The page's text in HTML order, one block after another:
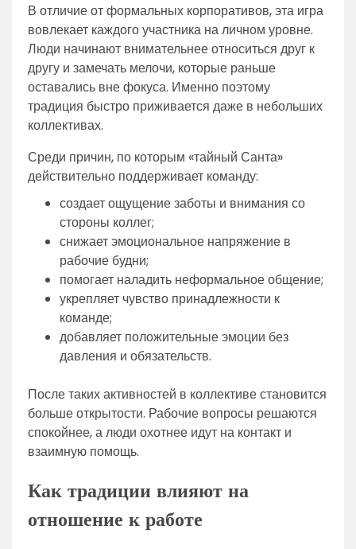
В отличие от формальных корпоративов, эта игра
вовлекает каждого участника на личном уровне.
Люди начинают внимательнее относиться друг к
другу и замечать мелочи, которые раньше
оставались вне фокуса. Именно поэтому
традиция быстро приживается даже в небольших
коллективах.
Среди причин, по которым «тайный Санта»
действительно поддерживает команду:
создает ощущение заботы и внимания со
стороны коллег;
снижает эмоциональное напряжение в
рабочие будни;
помогает наладить неформальное общение;
укрепляет чувство принадлежности к
команде;
добавляет положительные эмоции без
давления и обязательств.
После таких активностей в коллективе становится
больше открытости. Рабочие вопросы решаются
спокойнее, а люди охотнее идут на контакт и
взаимную помощь.
Как традиции влияют на
отношение к работе